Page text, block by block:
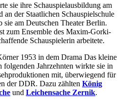
sie ihre Schauspielausbildung am
der Staatlichen Schauspielschule
am Deutschen Theater Berlin.
zum Ensemble des Maxim-Gorki-
Schauspielerin arbeitete.
1953 in dem Drama Das kleine
Jahrzehnten wirkte sie in
mit, überwiegend für
der DDR. Dazu zählten König
und Leichensache Zernik.